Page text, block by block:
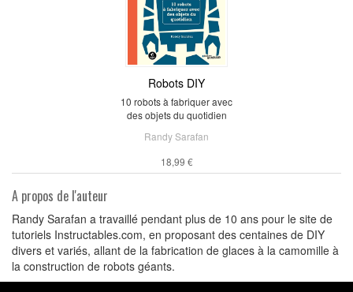
Robots DIY
10 robots à fabriquer avec
des objets du quotidien
Randy Sarafan
18,99 €
A propos de l'auteur
Randy Sarafan a travaillé pendant plus de 10 ans pour le site de
tutoriels Instructables.com, en proposant des centaines de DIY
divers et variés, allant de la fabrication de glaces à la camomille à
la construction de robots géants.